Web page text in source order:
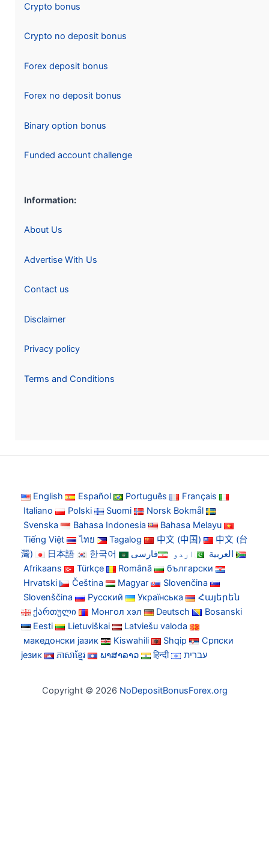
Crypto bonus
Crypto no deposit bonus
Forex deposit bonus
Forex no deposit bonus
Binary option bonus
Funded account challenge
Information:
About Us
Advertise With Us
Contact us
Disclaimer
Privacy policy
Terms and Conditions
English Español Português
Français
Italiano
Polski Suomi
Norsk Bokmål
Svenska
Bahasa Indonesia
Bahasa Melayu
Tiếng Việt
ไทย Tagalog 中文 (中国)
中文 (台
灣)
日本語 한국어 العربية اردو
فارسی
Afrikaans
Türkçe Română
български
Hrvatski
Čeština Magyar
Slovenčina
Slovenščina
Русский Українська
Հայերեն
ქართული
Монгол хэл Deutsch
Bosanski
Eesti
Lietuviškai
Latviešu valoda
македонски јазик
Kiswahili Shqip
Српски
језик
ភាសាខ្មែរ ພາສາລາວ हिन्दी עברית
Copyright © 2026 NoDepositBonusForex.org